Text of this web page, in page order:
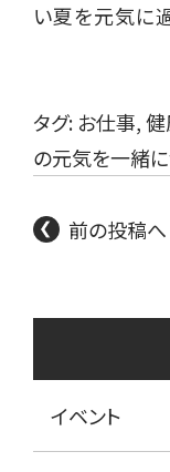
い夏を元気に
タグ: お仕事,
の元気を一緒
前の投稿へ
イベント